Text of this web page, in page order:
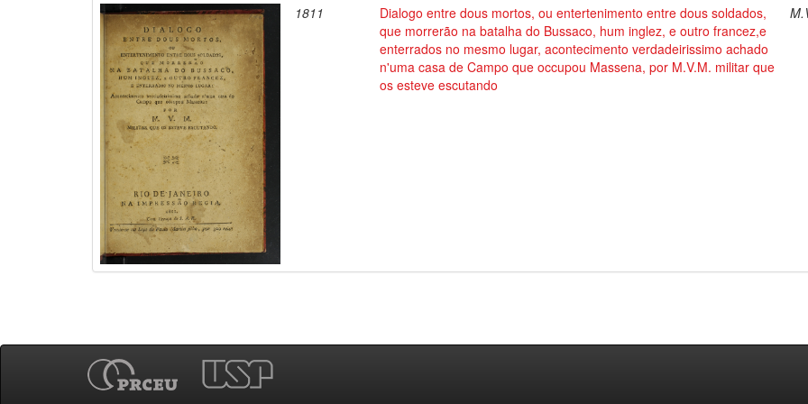
1811
Dialogo entre dous mortos, ou entertenimento entre dous soldados,
que morrerão na batalha do Bussaco, hum inglez, e outro francez,e
enterrados no mesmo lugar, acontecimento verdadeirissimo achado
n'uma casa de Campo que occupou Massena, por M.V.M. militar que
os esteve escutando